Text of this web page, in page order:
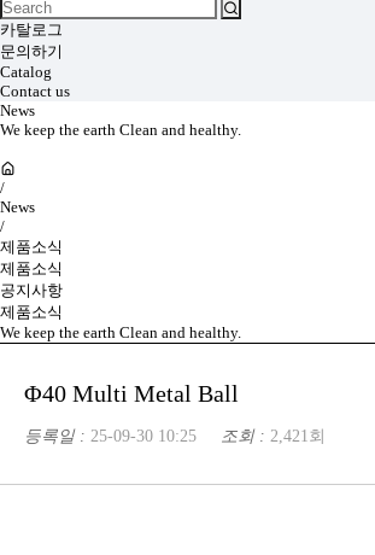
카탈로그
문의하기
Catalog
Contact us
News
We keep the earth Clean and healthy.
/
News
/
제품소식
제품소식
공지사항
제품소식
We keep the earth Clean and healthy.
Φ40 Multi Metal Ball
등록일 : 25-09-30 10:25 조회 : 2,421회